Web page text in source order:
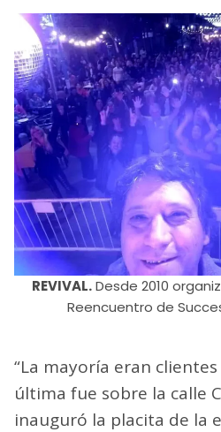
REVIVAL.Desde 2010
Reencuentro de
“La mayoría eran
última fue sobre la calle
inauguró la placita de la